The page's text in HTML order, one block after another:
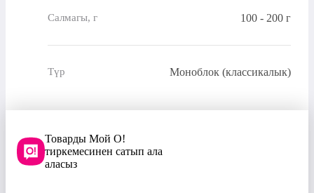
Салмагы, г 100 - 200 г
Түр Моноблок (классикалык)
Товарды Мой О!
тиркемесинен сатып ала
аласыз